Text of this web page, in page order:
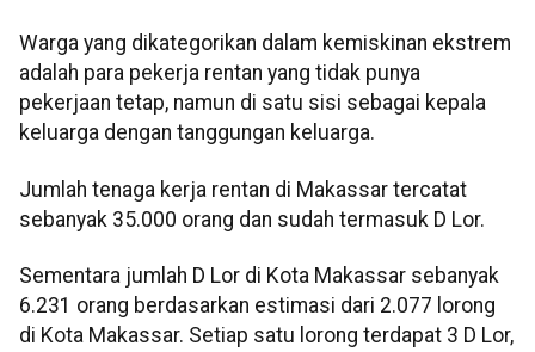
Warga yang dikategorikan dalam kemiskinan ekstrem
adalah para pekerja rentan yang tidak punya
pekerjaan tetap, namun di satu sisi sebagai kepala
keluarga dengan tanggungan keluarga.
Jumlah tenaga kerja rentan di Makassar tercatat
sebanyak 35.000 orang dan sudah termasuk D Lor.
Sementara jumlah D Lor di Kota Makassar sebanyak
6.231 orang berdasarkan estimasi dari 2.077 lorong
di Kota Makassar. Setiap satu lorong terdapat 3 D Lor,